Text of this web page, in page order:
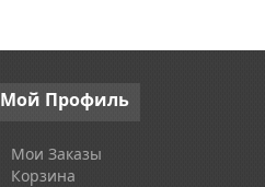
Мой Профиль
Мои Заказы
Корзина